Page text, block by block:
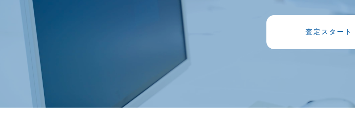
査定スタート